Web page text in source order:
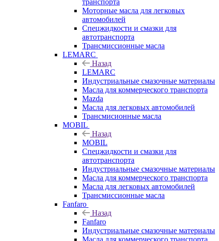
транспорта
Моторные масла для легковых
автомобилей
Спецжидкости и смазки для
автотранспорта
Трансмиссионные масла
LEMARC
Назад
LEMARC
Индустриальные смазочные материалы
Масла для коммерческого транспорта
Mazda
Масла для легковых автомобилей
Трансмисионные масла
MOBIL
Назад
MOBIL
Cпецжидкости и смазки для
автотранспорта
Индустриальные смазочные материалы
Масла для коммерческого транспорта
Масла для легковых автомобилей
Трансмиссионные масла
Fanfaro
Назад
Fanfaro
Индустриальные смазочные материалы
Масла для коммерческого транспорта